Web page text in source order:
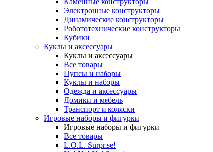
Каменные конструкторы
Электронные конструкторы
Динамические конструкторы
Робототехнические конструкторы
Кубики
Куклы и аксессуары
Куклы и аксессуары
Все товары
Пупсы и наборы
Куклы и наборы
Одежда и аксессуары
Домики и мебель
Транспорт и коляски
Игровые наборы и фигурки
Игровые наборы и фигурки
Все товары
L.O.L. Surprise!